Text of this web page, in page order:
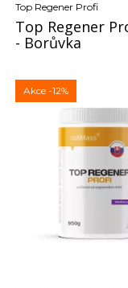
Top Regener Profi
Top Regener
- Borůvka
Akce -12%